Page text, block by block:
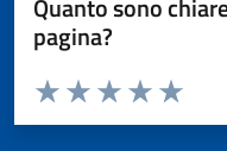
Quanto sono
pagina?
Valuta da 1 a 5 stelle la
Valuta
Valuta 4
Valuta 3 stelle
Valuta 2 stelle su 5
Valuta 1 stelle su 5